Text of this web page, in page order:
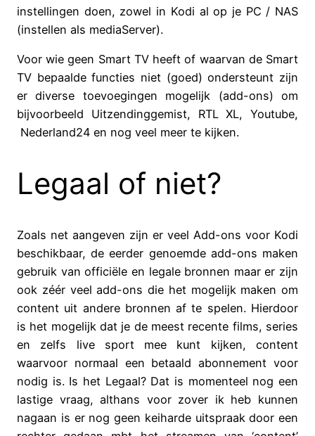
instellingen doen, zowel in Kodi al op je PC / NAS
(instellen als mediaServer).
Voor wie geen Smart TV heeft of waarvan de Smart
TV bepaalde functies niet (goed) ondersteunt zijn
er diverse toevoegingen mogelijk (add-ons) om
bijvoorbeeld Uitzendinggemist, RTL XL, Youtube,
Nederland24 en nog veel meer te kijken.
Legaal of niet?
Zoals net aangeven zijn er veel Add-ons voor Kodi
beschikbaar, de eerder genoemde add-ons maken
gebruik van officiële en legale bronnen maar er zijn
ook zéér veel add-ons die het mogelijk maken om
content uit andere bronnen af te spelen. Hierdoor
is het mogelijk dat je de meest recente films, series
en zelfs live sport mee kunt kijken, content
waarvoor normaal een betaald abonnement voor
nodig is. Is het Legaal? Dat is momenteel nog een
lastige vraag, althans voor zover ik heb kunnen
nagaan is er nog geen keiharde uitspraak door een